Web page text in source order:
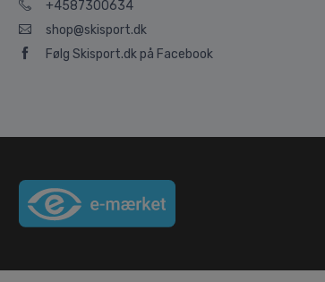
+4587300634
shop@skisport.dk
Følg Skisport.dk på Facebook